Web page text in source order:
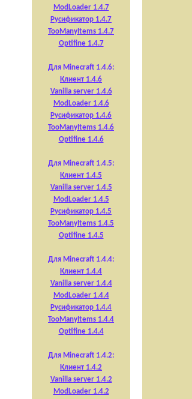
ModLoader 1.4.7
Русификатор 1.4.7
TooManyItems 1.4.7
Optifine 1.4.7
Для Minecraft 1.4.6:
Клиент 1.4.6
Vanilla server 1.4.6
ModLoader 1.4.6
Русификатор 1.4.6
TooManyItems 1.4.6
Optifine 1.4.6
Для Minecraft 1.4.5:
Клиент 1.4.5
Vanilla server 1.4.5
ModLoader 1.4.5
Русификатор 1.4.5
TooManyItems 1.4.5
Optifine 1.4.5
Для Minecraft 1.4.4:
Клиент 1.4.4
Vanilla server 1.4.4
ModLoader 1.4.4
Русификатор 1.4.4
TooManyItems 1.4.4
Optifine 1.4.4
Для Minecraft 1.4.2:
Клиент 1.4.2
Vanilla server 1.4.2
ModLoader 1.4.2